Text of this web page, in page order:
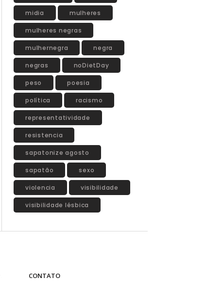
midia mulheres
mulheres negras
mulhernegra negra
negras noDietDay
peso poesia
política racismo
representatividade
resistencia
sapatonize agosto
sapatão sexo
violencia visibilidade
visibilidade lésbica
CONTATO